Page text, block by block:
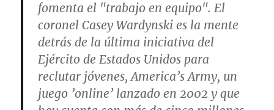
fomenta el "trabajo en equipo". El
coronel Casey Wardynski es la mente
detrás de la última iniciativa del
Ejército de Estados Unidos para
reclutar jóvenes, America’s Army, un
juego ’online’ lanzado en 2002 y que